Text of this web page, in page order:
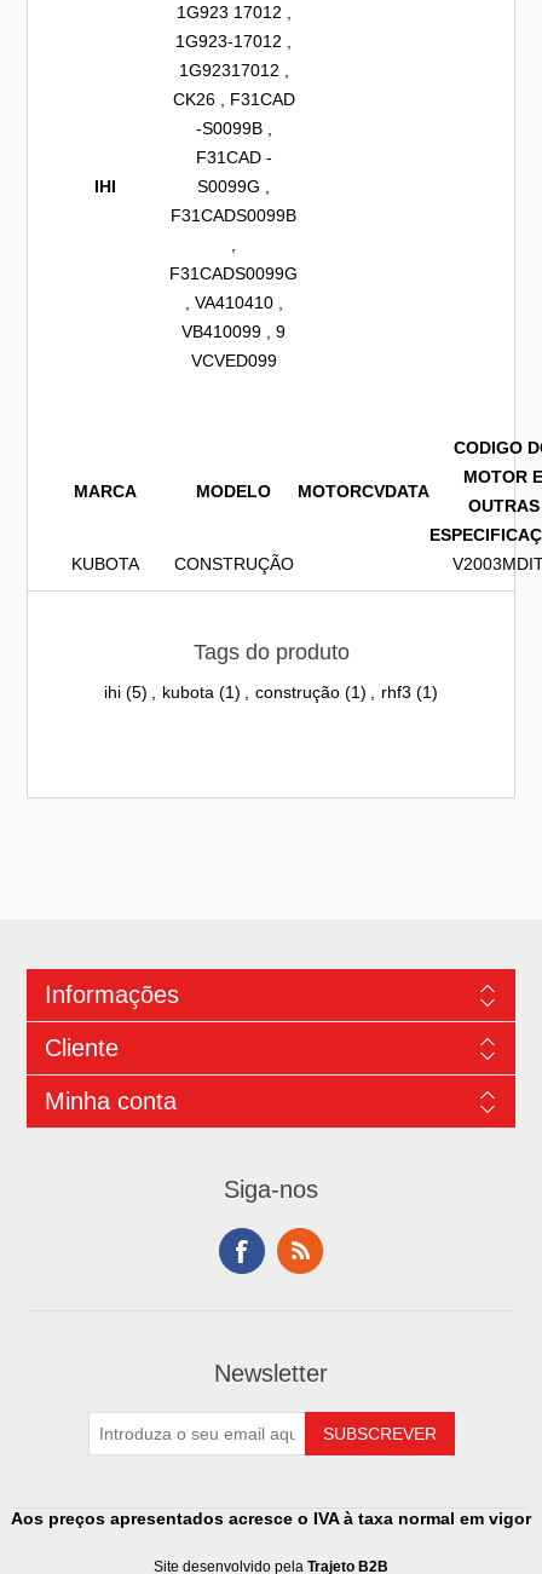
IHI
1G923 17012 ,
1G923-17012 ,
1G92317012 ,
CK26 , F31CAD
-S0099B ,
F31CAD -
S0099G ,
F31CADS0099B
F31CADS0099G
, VA410410 ,
VB410099 , 9
VCVED099
MARCA MODELO MOTORCVDATA
CODIGO
MOTOR
OUTRAS
KUBOTA
CONSTRUÇÃO
Tags do produto
ihi (5) kubota (1) construção (1) rhf3 (1)
Informações
Cliente
Minha conta
Siga-nos
Newsletter
Aos preços apresentados acresce o IVA à taxa normal em vigor
Site desenvolvido pela Trajeto B2B